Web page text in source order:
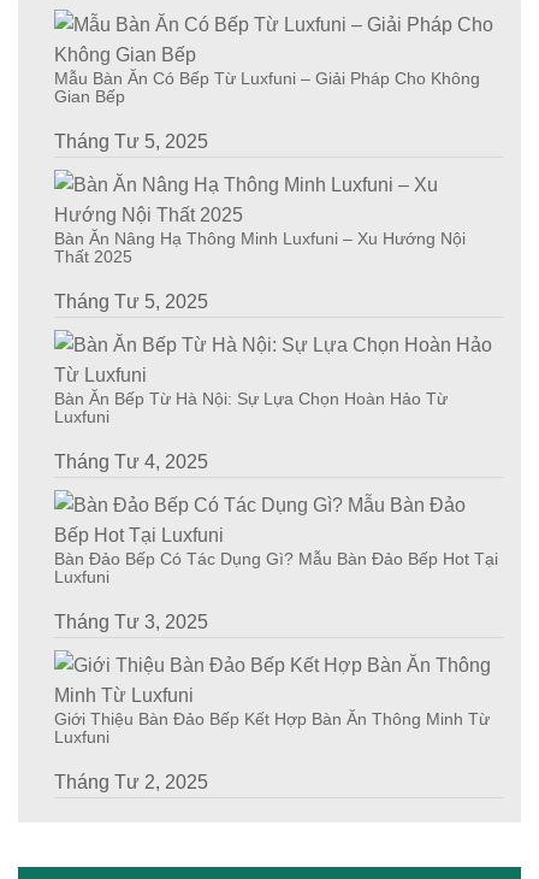
Mẫu Bàn Ăn Có Bếp Từ Luxfuni – Giải Pháp Cho Không
Gian Bếp
Tháng Tư 5, 2025
Bàn Ăn Nâng Hạ Thông Minh Luxfuni – Xu Hướng Nội
Thất 2025
Tháng Tư 5, 2025
Bàn Ăn Bếp Từ Hà Nội: Sự Lựa Chọn Hoàn Hảo Từ
Luxfuni
Tháng Tư 4, 2025
Bàn Đảo Bếp Có Tác Dụng Gì? Mẫu Bàn Đảo Bếp Hot Tại
Luxfuni
Tháng Tư 3, 2025
Giới Thiệu Bàn Đảo Bếp Kết Hợp Bàn Ăn Thông Minh Từ
Luxfuni
Tháng Tư 2, 2025